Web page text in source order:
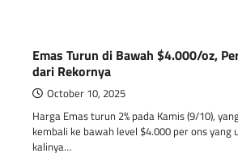
Emas Turun di Bawah $4.000/oz,
dari Rekornya
October 10, 2025
Harga Emas turun 2% pada Kamis (9/10),
kembali ke bawah level $4.000 per ons
kalinya…